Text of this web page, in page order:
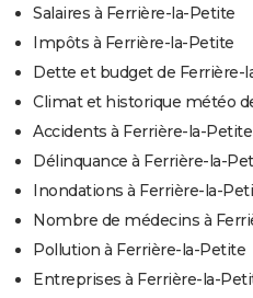
Salaires à Ferrière-la-Petite
Impôts à Ferrière-la-Petite
Dette et budget de Ferrière-
Climat et historique météo
Accidents à Ferrière-la-Petite
Délinquance à Ferrière-la-
Inondations à Ferrière-la-
Nombre de médecins à
Pollution à Ferrière-la-Petite
Entreprises à Ferrière-la-